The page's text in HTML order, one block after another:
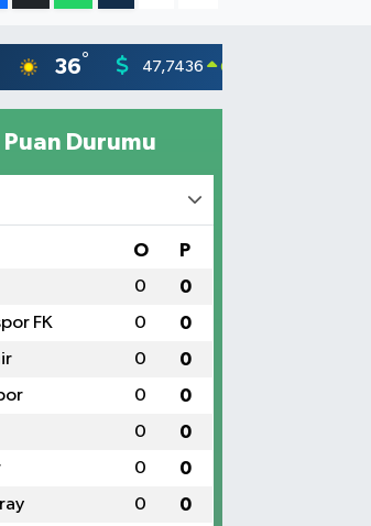
36° 47,7436 0.18
Durumu
O P
0 0
FK 0 0
0 0
0 0
0 0
0 0
0 0